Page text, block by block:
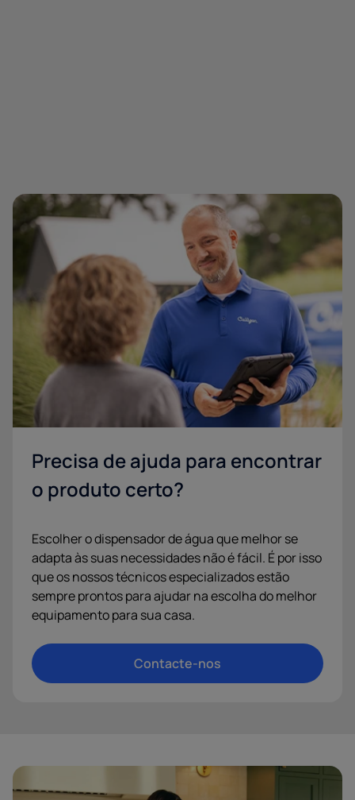
Precisa de ajuda para encontrar
o produto certo?
Escolher o dispensador de água que melhor se
adapta às suas necessidades não é fácil. É por isso
que os nossos técnicos especializados estão
sempre prontos para ajudar na escolha do melhor
equipamento para sua casa.
Contacte-nos